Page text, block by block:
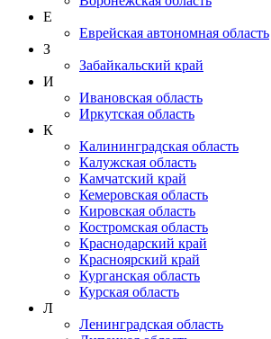
Е
Еврейская автономная область
З
Забайкальский край
И
Ивановская область
Иркутская область
К
Калининградская область
Калужская область
Камчатский край
Кемеровская область
Кировская область
Костромская область
Краснодарский край
Красноярский край
Курганская область
Курская область
Л
Ленинградская область